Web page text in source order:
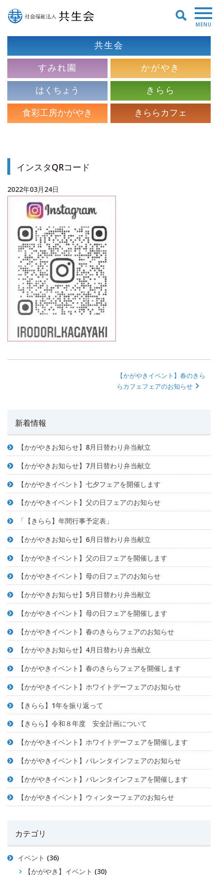
MENU
共生会
すみれ園
かがやき
はくちょう
きらら
食彩工房かがやき
きららカフェ
インスタQRコード
2022年03月24日
【かがやきイベント】春のきら
らカフェフェアのお知らせ
新着情報
【かがやきお知らせ】8月日替わり弁当献立
【かがやきお知らせ】7月日替わり弁当献立
【かがやきイベント】七夕フェアを開催します
【かがやきイベント】父の日フェアのお知らせ
「【きらら】年間行事予定表」
【かがやきお知らせ】6月日替わり弁当献立
【かがやきイベント】父の日フェアを開催します
【かがやきイベント】母の日フェアのお知らせ
【かがやきお知らせ】5月日替わり弁当献立
【かがやきイベント】母の日フェアを開催します
【かがやきイベント】春のきららフェアのお知らせ
【かがやきお知らせ】4月日替わり弁当献立
【かがやきイベント】春のきららフェアを開催します
【かがやきイベント】ホワイトデーフェアのお知らせ
【きらら】1年を振り返って
【きらら】令和８年度 安全計画について
【かがやきイベント】ホワイトデーフェアを開催します
【かがやきイベント】バレンタインフェアのお知らせ
【かがやきイベント】バレンタインフェアを開催します
【かがやきイベント】ウィンターフェアのお知らせ
カテゴリ
イベント (36)
【かがやき】イベント (30)